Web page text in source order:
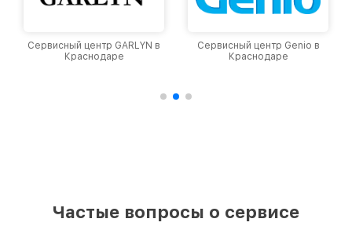
Сервисный центр Genio в
Краснодаре
Сервисный центр Dyson в
Краснодаре
Частые вопросы о сервисе